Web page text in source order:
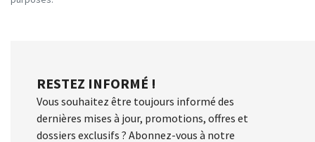
RESTEZ INFORMÉ !
Vous souhaitez être toujours informé des
dernières mises à jour, promotions, offres et
dossiers exclusifs ? Abonnez-vous à notre